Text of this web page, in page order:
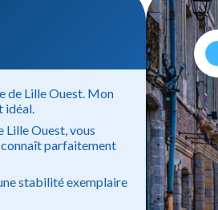
de Lille Ouest. Mon
idéal.
Lille Ouest, vous
parfaitement
stabilité exemplaire